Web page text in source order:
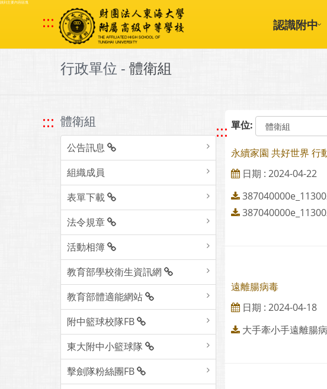
跳到主要內容區塊
::: 認識附中
行政單位 - 體衛組
::: 體衛組
公告訊息
組織成員
表單下載
法令規章
活動相簿
教育部學校衛生資訊網
教育部體適能網站
附中籃球校隊FB
東大附中小籃球隊
擊劍隊粉絲團FB
::: 單位:
永續家園 共好世界 行
日期 : 2024-04-22
遠離腸病毒
日期 : 2024-04-18
大手牽小手遠離腸